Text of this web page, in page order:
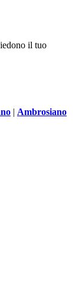
il tuo
| Ambrosiano